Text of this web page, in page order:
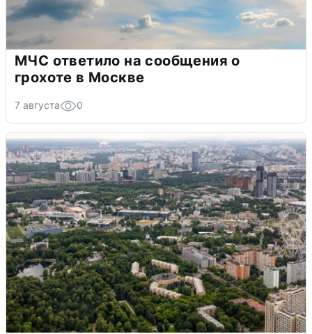
МЧС ответило на сообщения о
грохоте в Москве
7 августа 0